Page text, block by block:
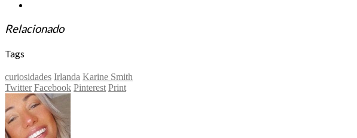
Relacionado
Tags
curiosidades Irlanda Karine Smith
Twitter Facebook Pinterest Print